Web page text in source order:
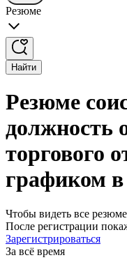
Резюме
Найти
Резюме
должность
торгового
графиком
Чтобы видеть все
После регистрации
Зарегистрироваться
За всё время